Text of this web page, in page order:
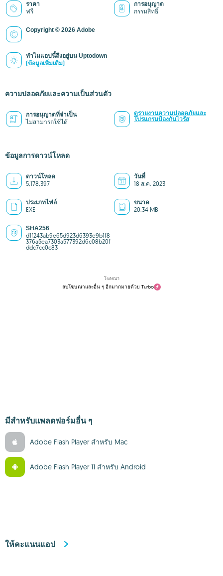
ราคา
ฟรี
การอนุญาต
กรรมสิทธิ์
Copyright © 2026 Adobe
ทำไมแอปนี้ถึงอยู่บน Uptodown
(ข้อมูลเพิ่มเติม)
ความปลอดภัยและความเป็นส่วนตัว
การอนุญาตที่จำเป็น
ไม่สามารถใช้ได้
ดูรายงานความปลอดภัยและ
โปรแกรมป้องกันไวรัส
ข้อมูลการดาวน์โหลด
ดาวน์โหลด
5,178,397
วันที่
18 ส.ค. 2023
ประเภทไฟล์
EXE
ขนาด
20.34 MB
SHA256
d1f243ab9e65d923d6393e9b1f8
376a5ea7303a577392d6c08b20f
ddc7cc0c83
โฆษณา
ลบโฆษณาและอื่น ๆ อีกมากมายด้วย Turbo
มีสำหรับแพลตฟอร์มอื่น ๆ
Adobe Flash Player สำหรับ Mac
Adobe Flash Player 11 สำหรับ Android
ให้คะแนนแอป